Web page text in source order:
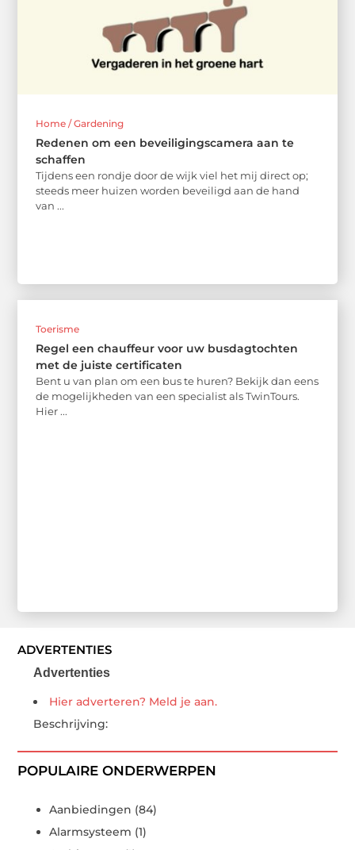
Home / Gardening
Redenen om een beveiligingscamera aan te
schaffen
Tijdens een rondje door de wijk viel het mij direct op;
steeds meer huizen worden beveiligd aan de hand
van ...
Toerisme
Regel een chauffeur voor uw busdagtochten
met de juiste certificaten
Bent u van plan om een bus te huren? Bekijk dan eens
de mogelijkheden van een specialist als TwinTours.
Hier ...
ADVERTENTIES
Advertenties
Hier adverteren? Meld je aan.
Beschrijving:
POPULAIRE ONDERWERPEN
Aanbiedingen (84)
Alarmsysteem (1)